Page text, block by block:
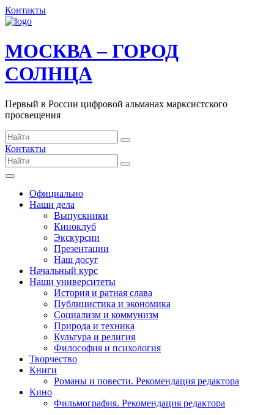
Контакты
МОСКВА – ГОРОД
СОЛНЦА
Первый в России цифровой альманах марксистского
просвещения
Контакты
Официально
Наши дела
Выпускники
Киноклуб
Экскурсии
Презентации
Наш досуг
Начальный курс
Наши университеты
История и ратная слава
Публицистика и экономика
Социализм и коммунизм
Природа и техника
Культура и религия
Философия и психология
Творчество
Книги
Романы и повести. Рекомендация редактора
Кино
Фильмография. Рекомендация редактора